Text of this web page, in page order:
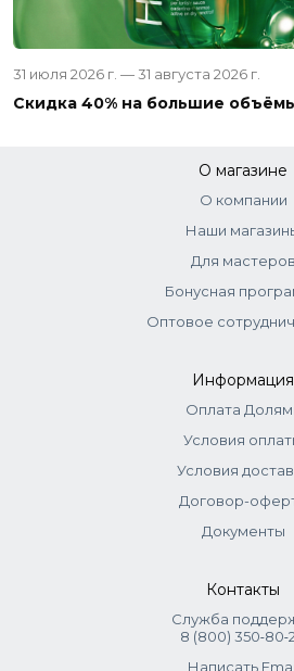
31 июля 2026 г. — 31 августа 2026 г.
Скидка 40% на большие объёмы
О магазине
О компании
Наши
Для мастеров
Бонусная
Оптовое
Информация
Оплата
Условия
Условия
Договор-
Документы
Контакты
Служба
8 (800)
Написать